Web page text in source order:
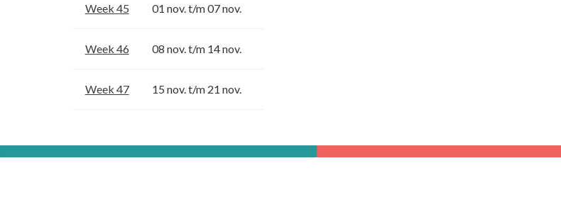
Week 45 01 nov. t/m 07 nov.
Week 46 08 nov. t/m 14 nov.
Week 47 15 nov. t/m 21 nov.